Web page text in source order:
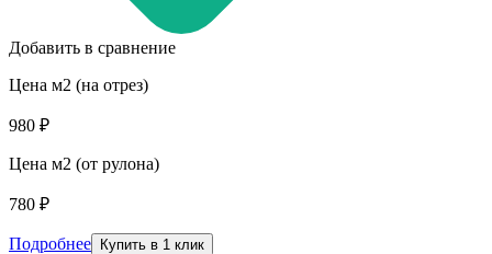
Добавить в сравнение
Цена м2 (на отрез)
980 ₽
Цена м2 (от рулона)
780 ₽
Подробнее Купить в 1 клик